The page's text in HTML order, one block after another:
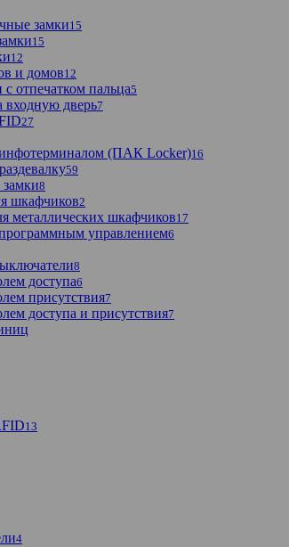
замки15
15
12
и домов12
отпечатком пальца5
входную дверь7
27
(ПАК Locker)16
59
8
шкафчиков2
металлических шкафчиков17
управлением6
8
доступа6
присутствия7
доступа и присутствия7
13
4